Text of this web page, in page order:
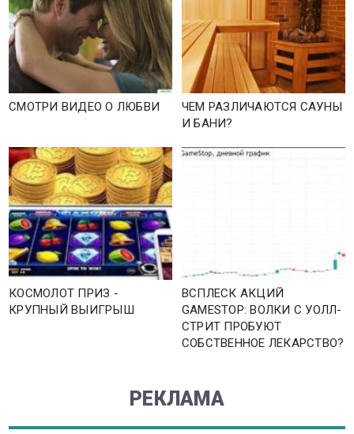
СМОТРИ ВИДЕО О ЛЮБВИ
ЧЕМ РАЗЛИЧАЮТСЯ САУНЫ
И БАНИ?
КОСМОЛОТ ПРИЗ -
КРУПНЫЙ ВЫИГРЫШ
ВСПЛЕСК АКЦИЙ
GAMESTOP: ВОЛКИ С УОЛЛ-
СТРИТ ПРОБУЮТ
СОБСТВЕННОЕ ЛЕКАРСТВО?
РЕКЛАМА